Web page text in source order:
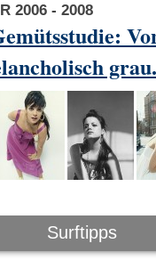
2006 - 2008
grau.
Surftipps